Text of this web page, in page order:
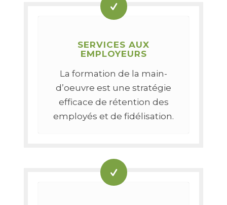
SERVICES AUX
EMPLOYEURS
La formation de la main-
d’oeuvre est une stratégie
efficace de rétention des
employés et de fidélisation.